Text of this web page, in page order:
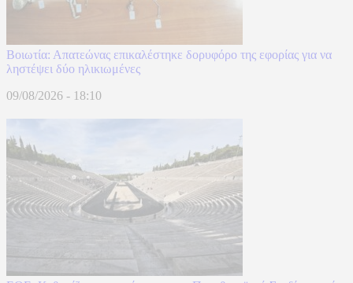
Βοιωτία: Απατεώνας επικαλέστηκε δορυφόρο της εφορίας για να
ληστέψει δύο ηλικιωμένες
09/08/2026 - 18:10